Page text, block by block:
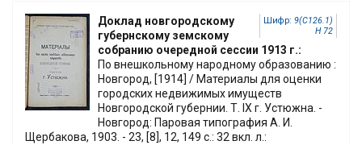
Шифр: 9(С126.1)
Н 72
Доклад новгородскому
губернскому земскому
собранию очередной сессии 1913 г.:
По внешкольному народному образованию :
Новгород, [1914] / Материалы для оценки
городских недвижимых имуществ
Новгородской губернии. Т. IX г. Устюжна. -
Новгород: Паровая типография А. И.
Щербакова, 1903. - 23, [8], 12, 149 с.: 32 вкл. л.: